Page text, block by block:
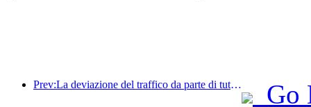
Prev:La deviazione del traffico da parte di tutti i media aiuta i vecchi negozi a ringiovanire e crea un nuovo modello di 'zero ramp-up'
Go